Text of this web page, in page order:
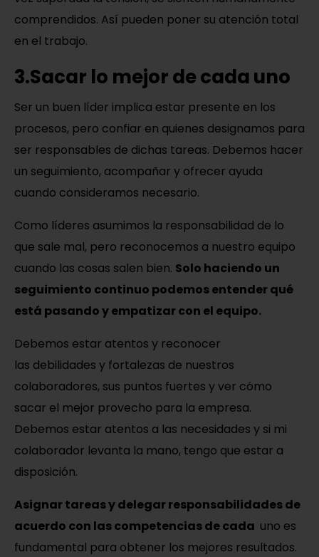
comprendidos. Así pueden poner su atención total
en el trabajo.
3.Sacar lo mejor de cada uno
Ser un buen líder implica estar presente en los
procesos, pero confiar en quienes designamos para
ser responsables de dichas tareas. Debemos hacer
un seguimiento, acompañar y ofrecer ayuda
cuando consideramos necesario.
Como líderes asumimos la responsabilidad de lo
que sale mal, pero reconocemos a nuestro equipo
cuando las cosas salen bien. Solo haciendo un
seguimiento continuo podemos entender qué
está pasando y empatizar con el equipo.
Debemos estar atentos y reconocer
las debilidades y fortalezas de nuestros
colaboradores, sus puntos fuertes y ver cómo
sacar el mejor provecho para la empresa.
Debemos estar atentos a las necesidades y si mi
colaborador levanta la mano, tengo que estar a
disposición.
Asignar tareas y delegar responsabilidades de
acuerdo con las competencias de cada uno es
fundamental para obtener los mejores resultados.